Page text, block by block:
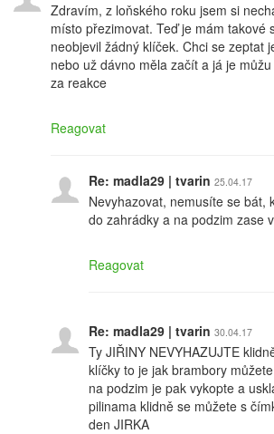
Zdravím, z loňského roku jsem si
místo přezimovat. Teď je mám takové
neobjevil žádný klíček. Chci se zeptat
nebo už dávno měla začít a já je
za reakce
Reagovat
Re: madla29 | tvarin 25.04.17
Nevyhazovat, nemusíte se bát,
do zahrádky a na podzim zase
Reagovat
Re: madla29 | tvarin 30.04.17
Ty JIŘINY NEVYHAZUJTE
klíčky to je jak brambory
na podzim je pak vykopte a
pilinama klidně se můžete s
den JIRKA